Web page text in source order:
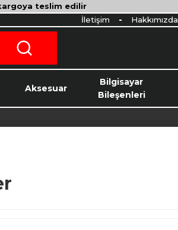
kargoya teslim edilir
İletişim
Hakkımızda
Aksesuar
Bilgisayar
Bileşenleri